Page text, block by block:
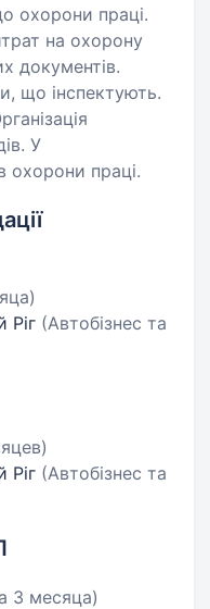
охорони праці.
на охорону
документів.
що інспектують.
У
охорони праці.
Ріг (Автобізнес та
Ріг (Автобізнес та
3 месяца)